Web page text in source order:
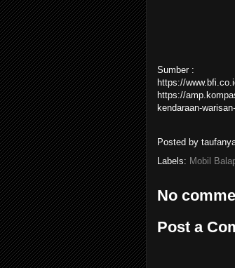
Sumber :
https://
https://
kendaraan-
Posted by
Labels: Mobil
No
Post a